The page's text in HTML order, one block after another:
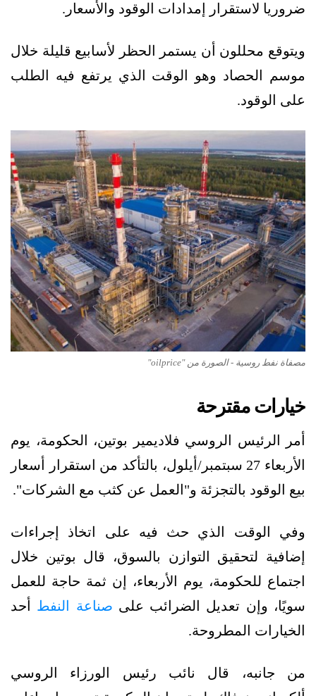
ضروريا لاستقرار إمدادات الوقود والأسعار.
ويتوقع محللون أن يستمر الحظر لأسابيع قليلة خلال
موسم الحصاد وهو الوقت الذي يرتفع فيه الطلب
على الوقود.
مصفاة نفط روسية - الصورة من "oilprice"
خيارات مقترحة
أمر الرئيس الروسي فلاديمير بوتين، الحكومة، يوم
الأربعاء 27 سبتمبر/أيلول، بالتأكد من استقرار أسعار
بيع الوقود بالتجزئة و"العمل عن كثب مع الشركات".
وفي الوقت الذي حث فيه على اتخاذ إجراءات
إضافية لتحقيق التوازن بالسوق، قال بوتين خلال
اجتماع للحكومة، يوم الأربعاء، إن ثمة حاجة للعمل
سويًا، وإن تعديل الضرائب على صناعة النفط أحد
الخيارات المطروحة.
من جانبه، قال نائب رئيس الورزاء الروسي